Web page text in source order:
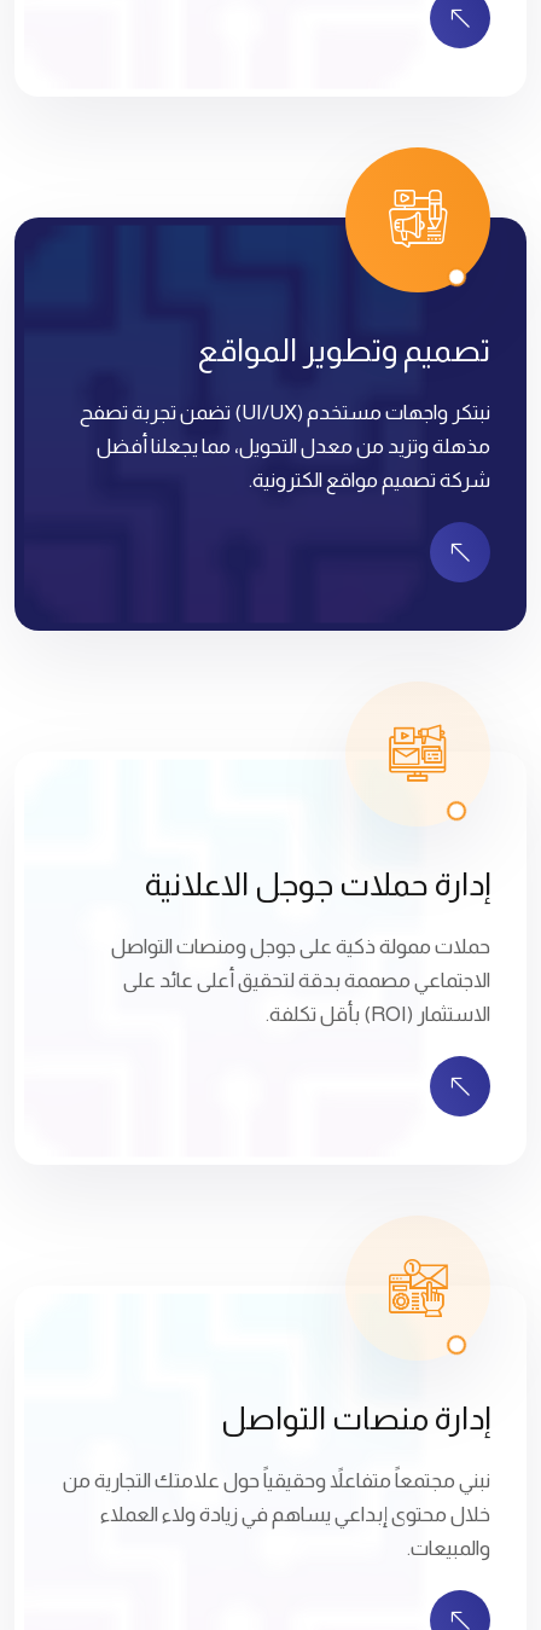
تصميم وتطوير المواقع
نبتكر واجهات مستخدم (UI/UX) تضمن تجربة تصفح
مذهلة وتزيد من معدل التحويل، مما يجعلنا أفضل
شركة تصميم مواقع الكترونية.
إدارة حملات جوجل الاعلانية
حملات ممولة ذكية على جوجل ومنصات التواصل
الاجتماعي مصممة بدقة لتحقيق أعلى عائد على
الاستثمار (ROI) بأقل تكلفة.
إدارة منصات التواصل
نبني مجتمعاً متفاعلاً وحقيقياً حول علامتك التجارية من
خلال محتوى إبداعي يساهم في زيادة ولاء العملاء
والمبيعات.